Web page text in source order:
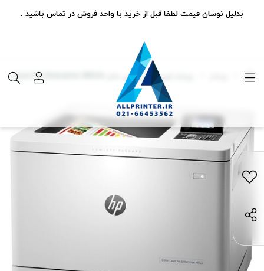
پرینتر لیزری رنگی اچ پی مدل LaserJet Enterprise M553n
بدلیل نوسان قیمت لطفا قبل از خرید با واحد فروش در تماس باشید .